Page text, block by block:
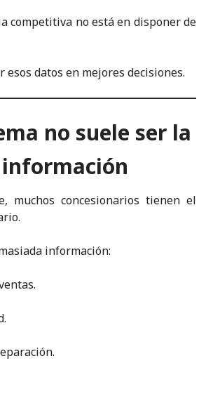
competitiva no está en disponer de
esos datos en mejores decisiones.
no suele ser la
muchos concesionarios tienen el
información: